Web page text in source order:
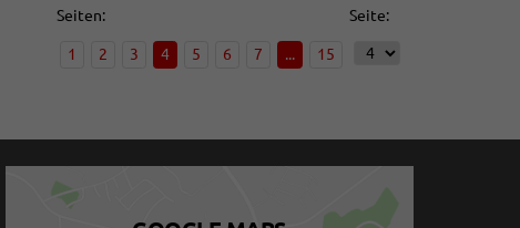
Seite:
Seiten:
1 2 3 4 5 6 7 ... 15